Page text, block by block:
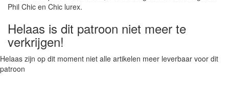
Phil Chic en Chic lurex.
Helaas is dit patroon niet meer te
verkrijgen!
Helaas zijn op dit moment niet alle artikelen meer leverbaar voor dit
patroon